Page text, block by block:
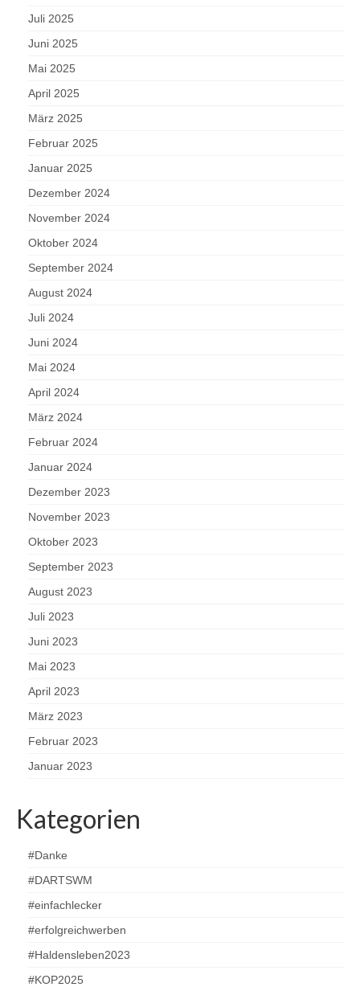
Juli 2025
Juni 2025
Mai 2025
April 2025
März 2025
Februar 2025
Januar 2025
Dezember 2024
November 2024
Oktober 2024
September 2024
August 2024
Juli 2024
Juni 2024
Mai 2024
April 2024
März 2024
Februar 2024
Januar 2024
Dezember 2023
November 2023
Oktober 2023
September 2023
August 2023
Juli 2023
Juni 2023
Mai 2023
April 2023
März 2023
Februar 2023
Januar 2023
Kategorien
#Danke
#DARTSWM
#einfachlecker
#erfolgreichwerben
#Haldensleben2023
#KOP2025